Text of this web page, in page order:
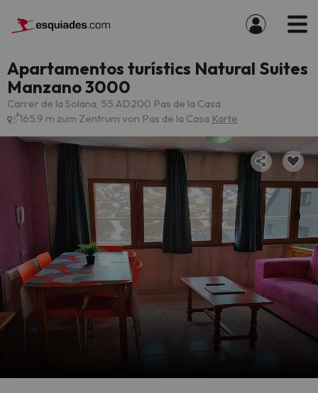
Apartamentos turístics Natural Suites
Manzano 3000
Carrer de la Solana, 55 AD200 Pas de la Casa
165.9 m zum Zentrum von Pas de la Casa Karte